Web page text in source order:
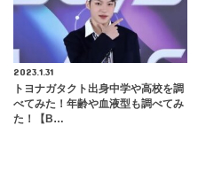
2023.1.31
トヨナガタクト出身中学や高校を調
べてみた！年齢や血液型も調べてみ
た！【B…